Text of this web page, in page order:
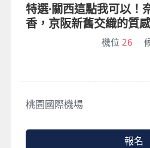
特選·關西這點我可以！
香，京阪新舊交織的質
機位 26
桃園國際機場
報名